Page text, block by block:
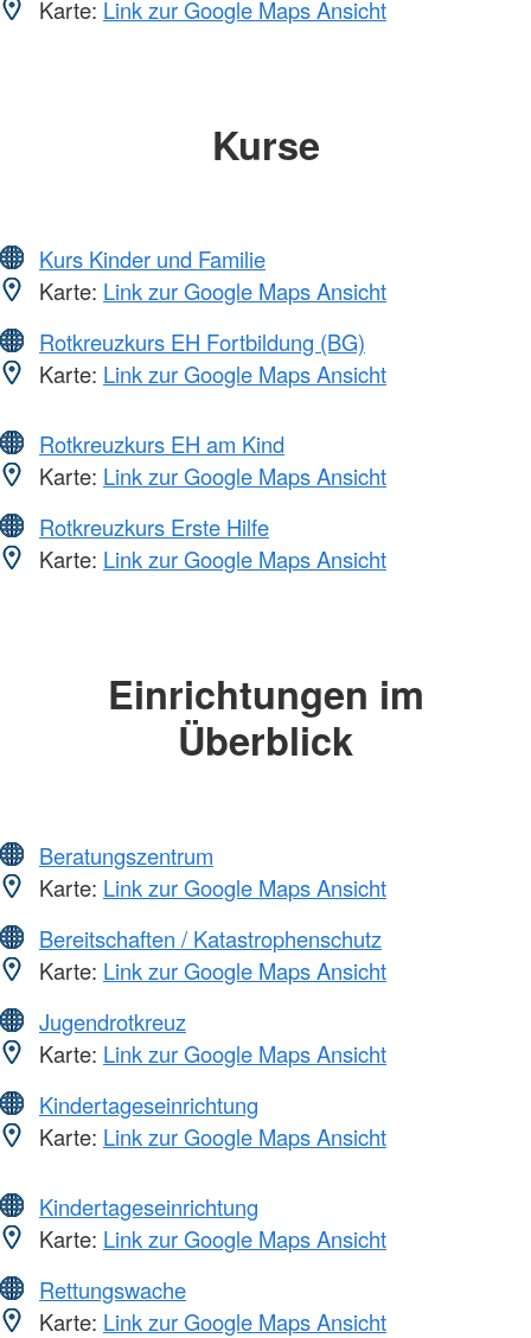
Karte: Link zur Google Maps Ansicht
Kurse
Kurs Kinder und Familie
Karte: Link zur Google Maps Ansicht
Rotkreuzkurs EH Fortbildung (BG)
Karte: Link zur Google Maps Ansicht
Rotkreuzkurs EH am Kind
Karte: Link zur Google Maps Ansicht
Rotkreuzkurs Erste Hilfe
Karte: Link zur Google Maps Ansicht
Einrichtungen im
Überblick
Beratungszentrum
Karte: Link zur Google Maps Ansicht
Bereitschaften / Katastrophenschutz
Karte: Link zur Google Maps Ansicht
Jugendrotkreuz
Karte: Link zur Google Maps Ansicht
Kindertageseinrichtung
Karte: Link zur Google Maps Ansicht
Kindertageseinrichtung
Karte: Link zur Google Maps Ansicht
Rettungswache
Karte: Link zur Google Maps Ansicht